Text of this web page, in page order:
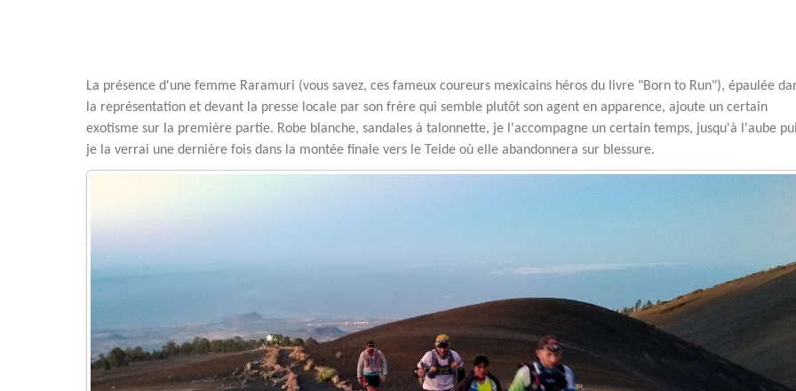
La présence d'une femme Raramuri (vous savez, ces fameux coureurs mexicains héros du livre "Born to Run"), épaulée
la représentation et devant la presse locale par son frère qui semble plutôt son agent en apparence, ajoute un certain
exotisme sur la première partie. Robe blanche, sandales à talonnette, je l'accompagne un certain temps, jusqu'à l'aube
je la verrai une dernière fois dans la montée finale vers le Teide où elle abandonnera sur blessure.